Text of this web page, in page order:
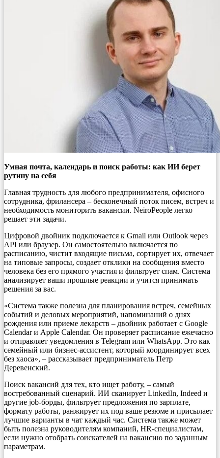
Умная почта, календарь и поиск работы: как ИИ берет
рутину на себя
Главная трудность для любого предпринимателя, офисного
сотрудника, фрилансера – бесконечный поток писем, встреч и
необходимость мониторить вакансии. NeiroPeople легко
решает эти задачи.
Цифровой двойник подключается к Gmail или Outlook через
API или браузер. Он самостоятельно включается по
расписанию, чистит входящие письма, сортирует их, отвечает
на типовые запросы, создает отклики на сообщения вместо
человека без его прямого участия и фильтрует спам. Система
анализирует ваши прошлые реакции и учится принимать
решения за вас.
«Система также полезна для планирования встреч, семейных
событий и деловых мероприятий, напоминаний о днях
рождения или приеме лекарств – двойник работает с Google
Calendar и Apple Calendar. Он проверяет расписание ежечасно
и отправляет уведомления в Telegram или WhatsApp. Это как
семейный или бизнес-ассистент, который координирует всех
без хаоса», – рассказывает предприниматель Петр
Деревенский.
Поиск вакансий для тех, кто ищет работу, – самый
востребованный сценарий. ИИ сканирует LinkedIn, Indeed и
другие job-борды, фильтрует предложения по зарплате,
формату работы, ранжирует их под ваше резюме и присылает
лучшие варианты в чат каждый час. Система также может
быть полезна руководителям компаний, HR-специалистам,
если нужно отобрать соискателей на вакансию по заданным
параметрам.